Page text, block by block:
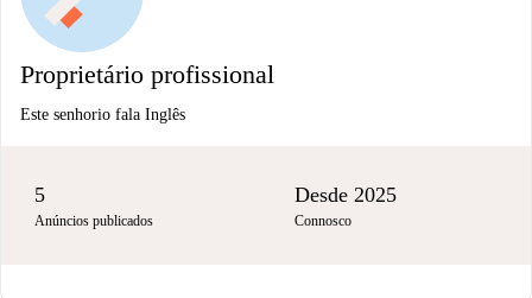
Proprietário profissional
Este senhorio fala Inglês
5
Anúncios publicados
Desde 2025
Connosco